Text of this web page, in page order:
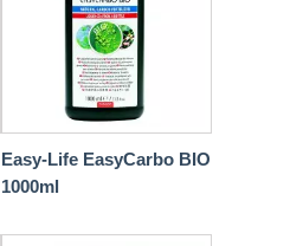
Easy-Life EasyCarbo BIO
1000ml